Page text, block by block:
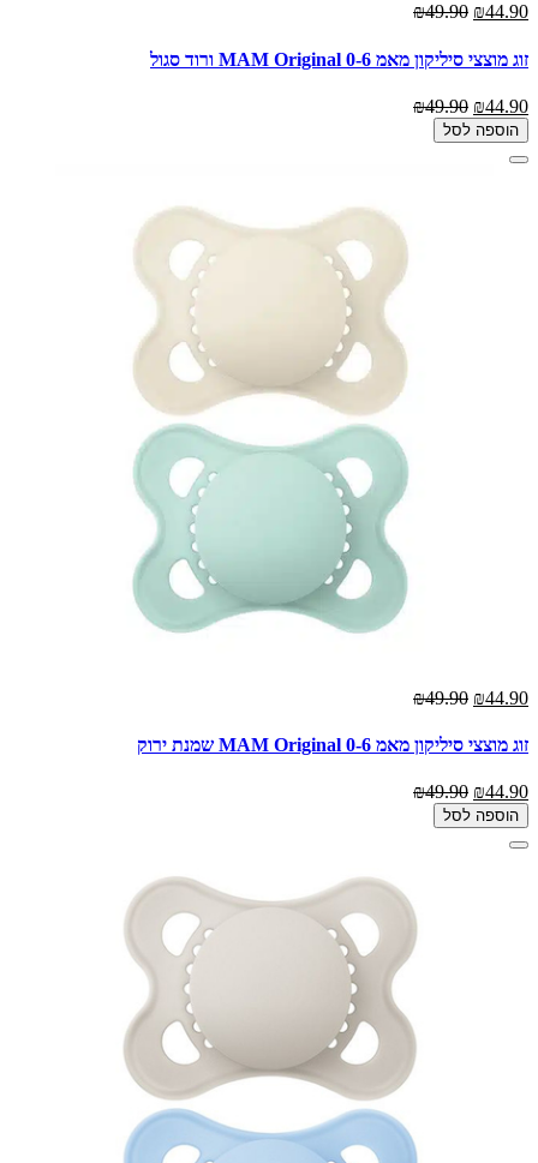
₪44.90
₪49.90
זוג מוצצי סיליקון מאמ MAM Original 0-6 ורוד סגול
₪44.90
₪49.90
הוספה לסל
₪44.90
₪49.90
זוג מוצצי סיליקון מאמ MAM Original 0-6 שמנת ירוק
₪44.90
₪49.90
הוספה לסל